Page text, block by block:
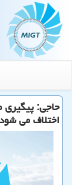
حاجی: پیگیری
اختلاف می شود